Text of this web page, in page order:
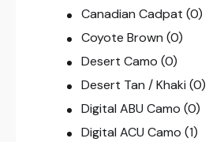
Canadian Cadpat (0)
Coyote Brown (0)
Desert Camo (0)
Desert Tan / Khaki (0)
Digital ABU Camo (0)
Digital ACU Camo (1)